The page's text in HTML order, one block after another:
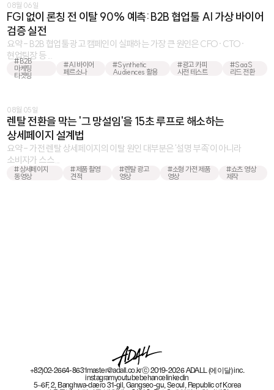
08월 06일
FGI 없이 론칭 전 이탈 90% 예측: B2B 협업툴 AI 가상 바이어
검증 실전
요약 - B2B 협업툴 광고 캠페인이 실패하는 가장 큰 원인은 CFO·CTO·
현업팀장 등 ...
#B2B
마케팅
타겟팅
#AI 바이어
페르소나
#Synthetic
Audiences 활용
#광고 카피
사전 테스트
#SaaS
리드 전환
08월 05일
렌탈 전환을 막는 '그 망설임'을 15초 루프로 해소하는
상세페이지 설계법
요약 - 가전 렌탈 상세페이지의 이탈 원인 대부분은 '설명 부족'이 아니라
소비자가 스스 ...
#상세페이지
동영상
#제품 촬영
견적
#렌탈 광고
영상
#소형 가전 제품
영상
#쇼츠 영상
제작
+82)02-2664-8631master@adall.co.krⓒ 2019-2026 ADALL (에이달) inc.
instagramyoutubebehancelinkedin
5~6F, 2, Banghwa-daero 31-gil, Gangseo-gu, Seoul, Republic of Korea